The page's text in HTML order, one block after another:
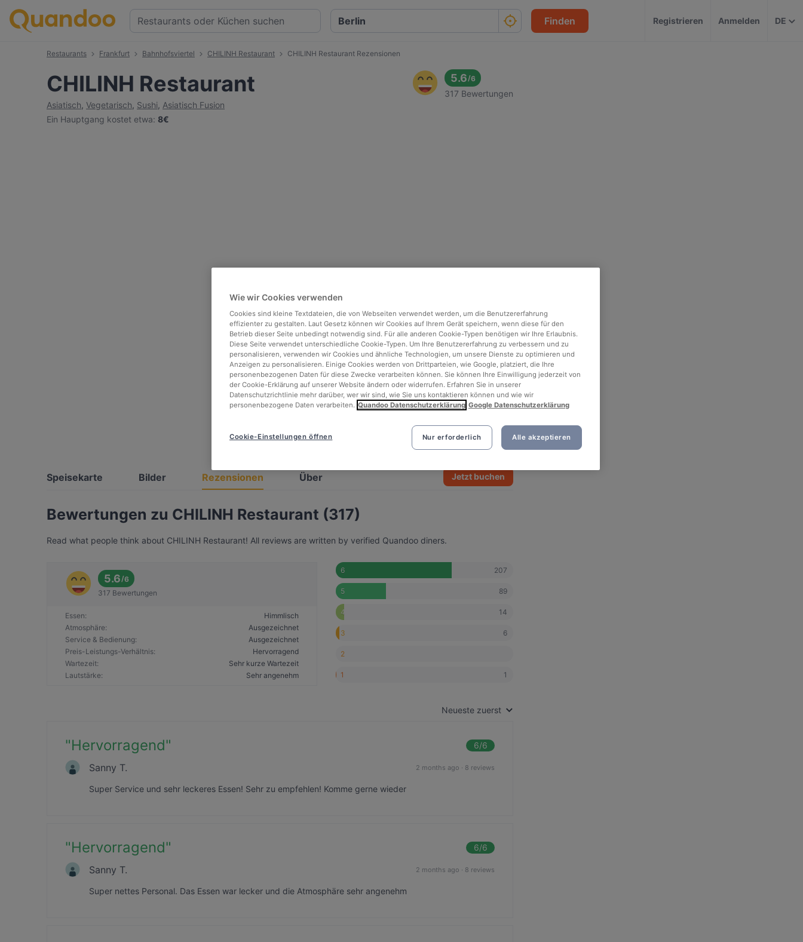
Finden Registrieren Anmelden DE
Restaurants Frankfurt Bahnhofsviertel CHILINH Restaurant CHILINH Restaurant Rezensionen
CHILINH Restaurant
Asiatisch, Vegetarisch, Sushi, Asiatisch Fusion
Ein Hauptgang kostet etwa: 8€
5.6/6
317 Bewertungen
See all 4 photos
Speisekarte Bilder Rezensionen Über Jetzt buchen
Bewertungen zu CHILINH Restaurant (317)
Read what people think about CHILINH Restaurant! All reviews are written by verified Quandoo diners.
5.6/6
317 Bewertungen
Essen:
Himmlisch
Atmosphäre:
Ausgezeichnet
Service & Bedienung:
Ausgezeichnet
Preis-Leistungs-Verhältnis:
Hervorragend
Wartezeit:
Sehr kurze Wartezeit
Lautstärke: Sehr angenehm
6 207
5 89
4 14
3 6
2
1 1
Neueste zuerst
"Hervorragend" 6/6
Sanny T. 2 months ago · 8 reviews
Super Service und sehr leckeres Essen! Sehr zu empfehlen! Komme gerne wieder
"Hervorragend" 6/6
Sanny T. 2 months ago · 8 reviews
Super nettes Personal. Das Essen war lecker und die Atmosphäre sehr angenehm
Wie wir Cookies verwenden
Cookies sind kleine Textdateien, die von Webseiten verwendet werden, um die Benutzererfahrung
effizienter zu gestalten. Laut Gesetz können wir Cookies auf Ihrem Gerät speichern, wenn diese für den
Betrieb dieser Seite unbedingt notwendig sind. Für alle anderen Cookie-Typen benötigen wir Ihre Erlaubnis.
Diese Seite verwendet unterschiedliche Cookie-Typen. Um Ihre Benutzererfahrung zu verbessern und zu
personalisieren, verwenden wir Cookies und ähnliche Technologien, um unsere Dienste zu optimieren und
Anzeigen zu personalisieren. Einige Cookies werden von Drittparteien, wie Google, platziert, die Ihre
personenbezogenen Daten für diese Zwecke verarbeiten können. Sie können Ihre Einwilligung jederzeit von
der Cookie-Erklärung auf unserer Website ändern oder widerrufen. Erfahren Sie in unserer
Datenschutzrichtlinie mehr darüber, wer wir sind, wie Sie uns kontaktieren können und wie wir
personenbezogene Daten verarbeiten. Quandoo Datenschutzerklärung Google Datenschutzerklärung
Nur erforderlich Alle akzeptieren
Cookie-Einstellungen öffnen